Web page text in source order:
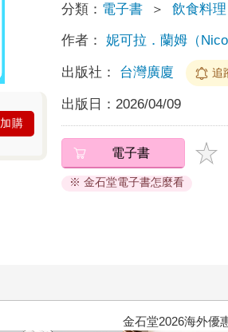
加購
分類： 電子書 ＞ 飲食料理
作者： 妮可拉．蘭姆（
出版社： 台灣廣廈 追
出版日： 2026/04/09
電子書
※ 金石堂電子書怎麼看
2026金石堂暑假漫